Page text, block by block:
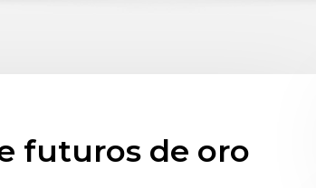
futuros de oro